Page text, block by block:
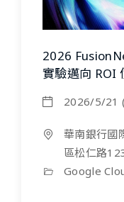
2026
實驗邁向 ROI
2026/5/21
華南銀行國
區松仁路
Google